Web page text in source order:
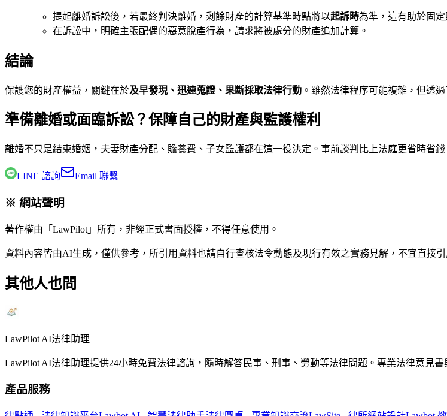
提起離婚訴訟後，若最終判決離婚，剩餘財產的計算基準時點將以起訴時為準，這有助於固定
在訴訟中，明確主張配偶的惡意脫產行為，請求將被處分的財產追加計算。
結論
保護您的財產權益，關鍵在於及早發現、迅速蒐證、果斷採取法律行動 。雖然法律程序可能複雜，但透
準備離婚或面臨訴訟？保障自己的財產與監護權利
離婚不只是結束婚姻，夫妻財產分配、贍養費、子女監護都在這一役決定。事前談判比上法庭更省時省
LINE 諮詢 Email 聯繫
※ 網站聲明
著作權由「LawPilot」所有，非經正式書面授權，不得任意使用。
資料內容皆由AI生成，僅供參考，所引用資料也請自行查核法令動態及現行有效之實務見解，不宜直接
其他人也問
LawPilot AI法律助理
LawPilot AI法律助理提供24小時免費法律諮詢，隨時解答民事、刑事、勞動等法律問題。專業法律意見
產品服務